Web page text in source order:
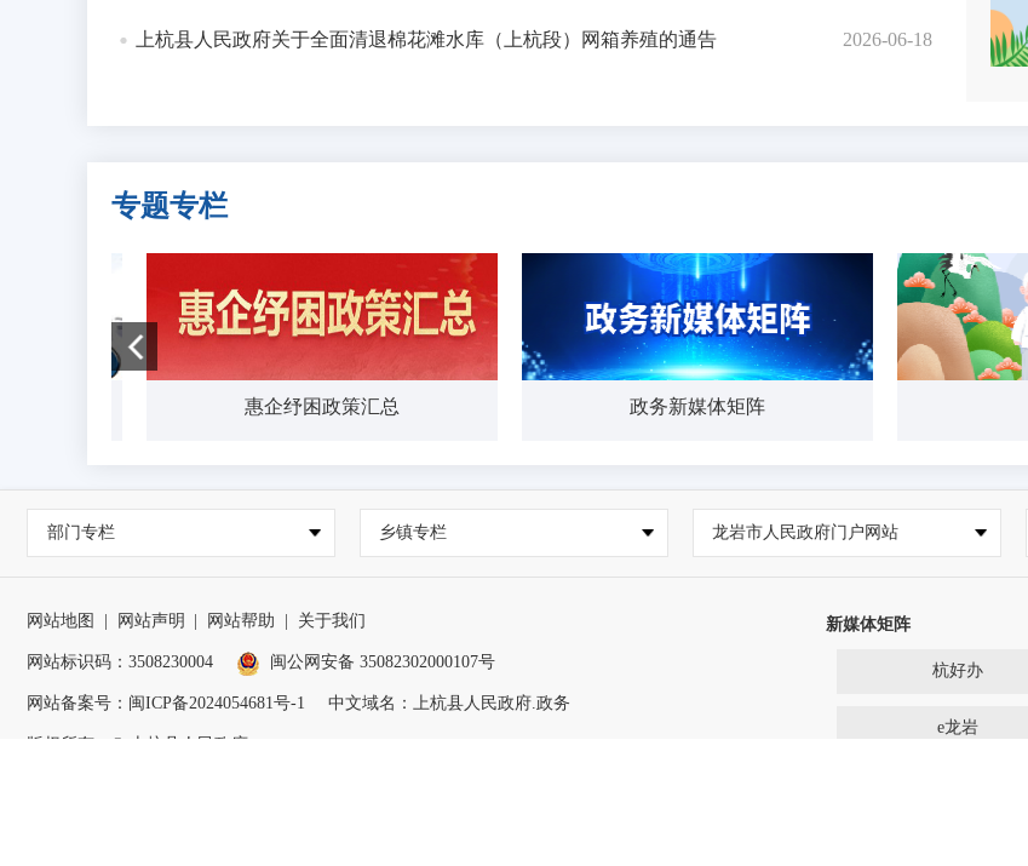
2026-06-18
上杭县人民政府关于全面清退棉花滩水库（上杭段）网箱养殖的通告
专题专栏
惠企纾困政策汇总 政务新媒体矩阵
部门专栏 乡镇专栏 龙岩市人民政府门户网站
网站地图 网站声明 网站帮助 关于我们
网站标识码：3508230004 闽公网安备 35082302000107号
网站备案号： 闽ICP备2024054681号-1 中文域名：上杭县人民政府.政务
版权所有：© 上杭县人民政府
新媒体矩阵
杭好办
e龙岩